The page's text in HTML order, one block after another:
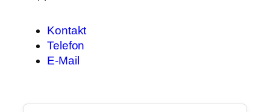
Kontakt
Telefon
E-Mail